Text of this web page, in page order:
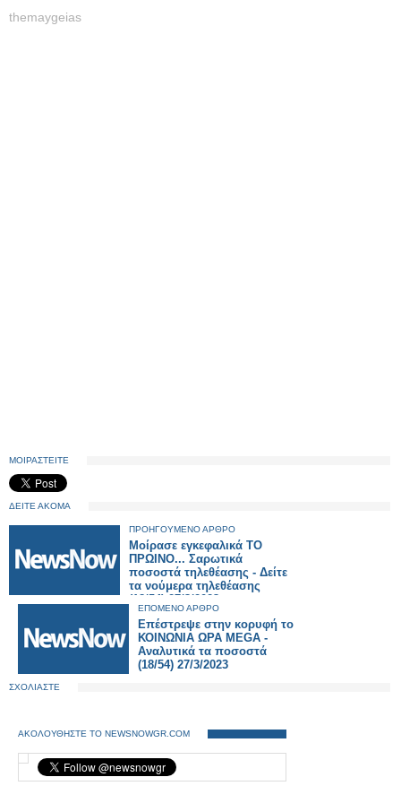
themaygeias
ΜΟΙΡΑΣΤΕΙΤΕ
ΔΕΙΤΕ ΑΚΟΜΑ
ΠΡΟΗΓΟΥΜΕΝΟ ΑΡΘΡΟ
Μοίρασε εγκεφαλικά ΤΟ
ΠΡΩΙΝΟ... Σαρωτικά
ποσοστά τηλεθέασης - Δείτε
τα νούμερα τηλεθέασης
(18/54) 27/3/2023
ΕΠΟΜΕΝΟ ΑΡΘΡΟ
Επέστρεψε στην κορυφή το
ΚΟΙΝΩΝΙΑ ΩΡΑ MEGA -
Αναλυτικά τα ποσοστά
(18/54) 27/3/2023
ΣΧΟΛΙΑΣΤΕ
ΑΚΟΛΟΥΘΗΣΤΕ ΤΟ NEWSNOWGR.COM